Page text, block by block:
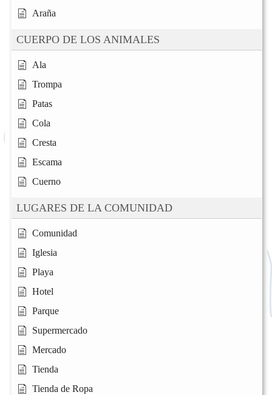
Araña
CUERPO DE LOS ANIMALES
Ala
Trompa
Patas
Cola
Cresta
Escama
Cuerno
LUGARES DE LA COMUNIDAD
Comunidad
Iglesia
Playa
Hotel
Parque
Supermercado
Mercado
Tienda
Tienda de Ropa